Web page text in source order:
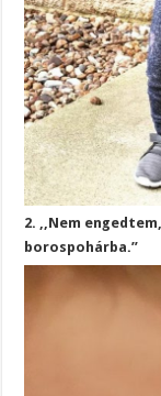
2. ,,Nem
borospohárba.”